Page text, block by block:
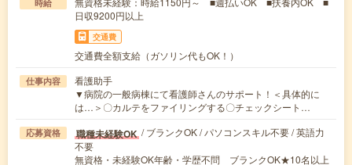
時給
日収9200円以上
交通費
交通費全額支給（ガソリン代もOK！）
仕事内容
看護助手
▼病院の一般病棟にて看護師さんのサポート！＜具体的に
は…＞〇カルテをファイリングする〇チェックシート…
応募資格 職種未経験OK / ブランクOK / パソコンスキル不要 / 英語力
不要
無資格・未経験OK年齢・学歴不問 ブランクOK★10名以上